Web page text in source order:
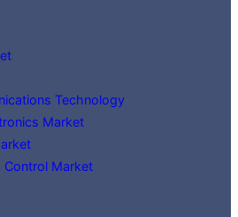
Technology
Market
Control Market